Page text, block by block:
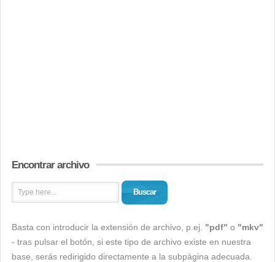
Encontrar archivo
Buscar
Basta con introducir la extensión de archivo, p.ej. "pdf" o "mkv"
- tras pulsar el botón, si este tipo de archivo existe en nuestra
base, serás redirigido directamente a la subpágina adecuada.